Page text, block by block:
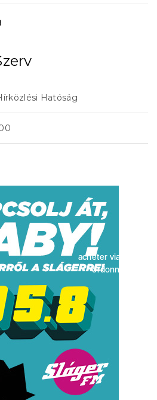
Hatóság
acheter viagra sans
ordonnance